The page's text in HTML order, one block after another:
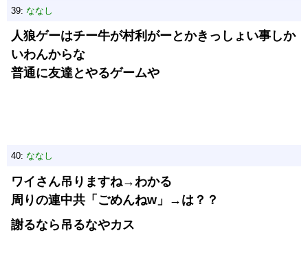
39: ななし
人狼ゲーはチー牛が村利がーとかきっしょい事しか
いわんからな
普通に友達とやるゲームや
40: ななし
ワイさん吊りますね→わかる
周りの連中共「ごめんねw」→は？？
謝るなら吊るなやカス